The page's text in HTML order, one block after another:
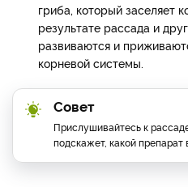
гриба, который заселяет
результате рассада и
развиваются и
корневой системы.
Совет
Прислушивайтесь к
подскажет, какой